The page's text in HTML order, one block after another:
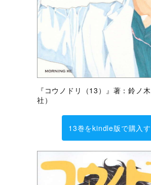
『コウノドリ（13）』著：鈴ノ
社）
13巻をkindle版で購入